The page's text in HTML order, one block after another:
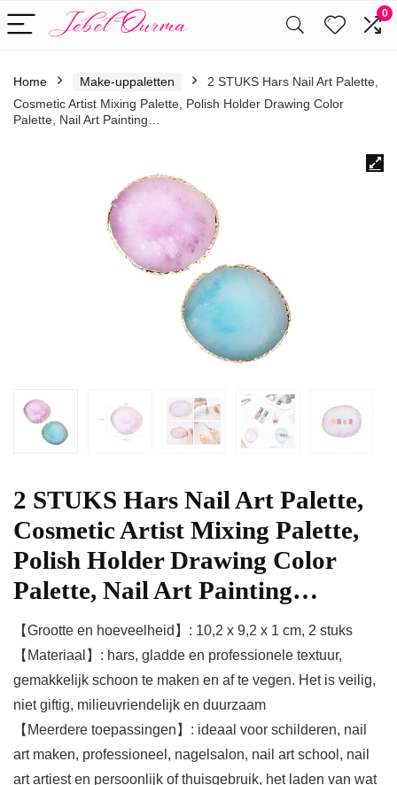
0
Home Make-uppaletten
2 STUKS Hars Nail Art Palette,
Cosmetic Artist Mixing Palette, Polish Holder Drawing Color
Palette, Nail Art Painting…
2 STUKS Hars Nail Art Palette,
Cosmetic Artist Mixing Palette,
Polish Holder Drawing Color
Palette, Nail Art Painting…
【Grootte en hoeveelheid】: 10,2 x 9,2 x 1 cm, 2 stuks
【Materiaal】: hars, gladde en professionele textuur,
gemakkelijk schoon te maken en af te vegen. Het is veilig,
niet giftig, milieuvriendelijk en duurzaam
【Meerdere toepassingen】: ideaal voor schilderen, nail
art maken, professioneel, nagelsalon, nail art school, nail
art artiest en persoonlijk of thuisgebruik, het laden van wat